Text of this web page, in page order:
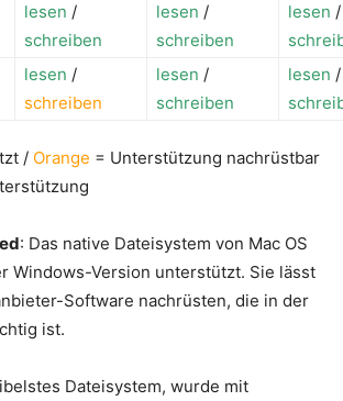
lesen /
schreiben
lesen /
schreiben
lesen /
lesen /
schreiben
lesen /
schreiben
lesen /
/ Orange = Unterstützung nachrüstbar
: Das native Dateisystem von Mac OS
Windows-Version unterstützt. Sie lässt
Software nachrüsten, die in der
ist.
Dateisystem, wurde mit